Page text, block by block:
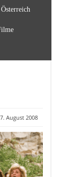
Österreich
7. August 2008